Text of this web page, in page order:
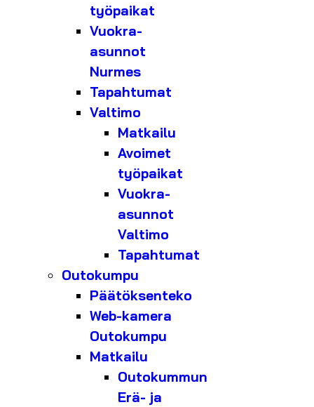
työpaikat
Vuokra-
asunnot
Nurmes
Tapahtumat
Valtimo
Matkailu
Avoimet
työpaikat
Vuokra-
asunnot
Valtimo
Tapahtumat
Outokumpu
Päätöksenteko
Web-kamera
Outokumpu
Matkailu
Outokummun
Erä- ja